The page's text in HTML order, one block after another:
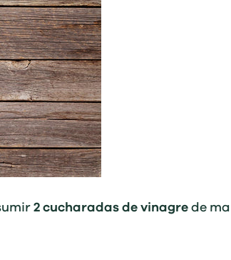
2 cucharadas de vinagre de